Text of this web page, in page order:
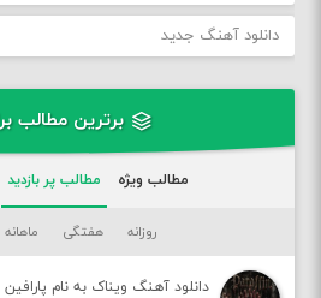
دانلود آهنگ جدید
برترین مطالب
مطالب ویژه مطالب پر بازدید
روزانه هفتگی ماهانه
دانلود آهنگ ویناک به نام پارافین